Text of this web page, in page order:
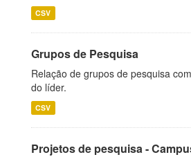
CSV
Grupos de Pesquisa
Relação de grupos de pesquisa
do líder.
CSV
Projetos de pesquisa -